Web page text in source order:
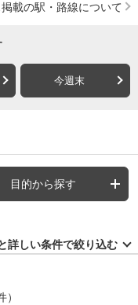
載の駅・路線について
今週末
目的から探す
詳しい条件で絞り込む
）